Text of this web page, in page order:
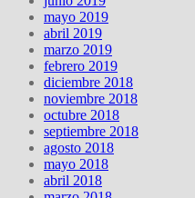
mayo 2019
abril 2019
marzo 2019
febrero 2019
diciembre 2018
noviembre 2018
octubre 2018
septiembre 2018
agosto 2018
mayo 2018
abril 2018